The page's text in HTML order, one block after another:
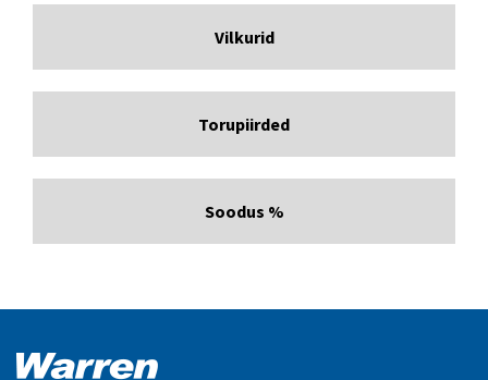
Vilkurid
Torupiirded
Soodus %